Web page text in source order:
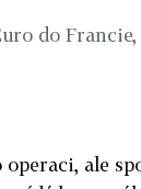
do Francie,
ale